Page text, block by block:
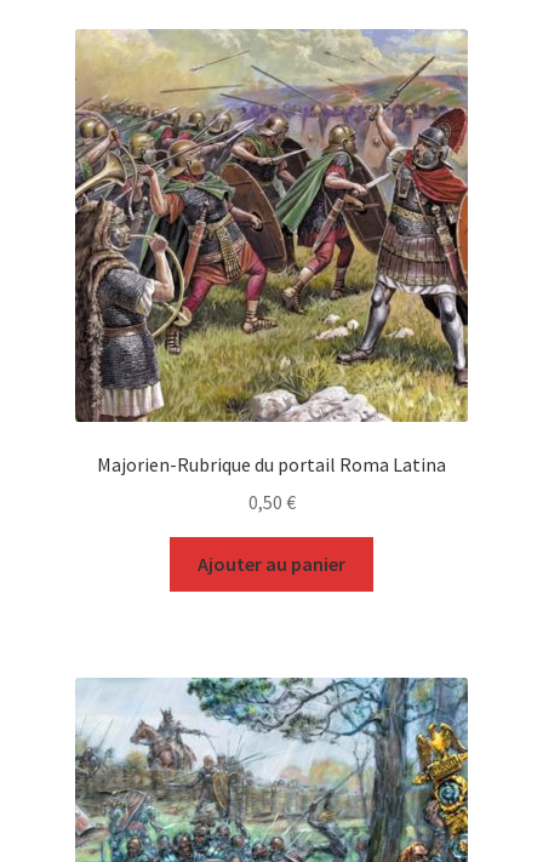
Majorien-Rubrique du portail Roma Latina
0,50 €
Ajouter au panier